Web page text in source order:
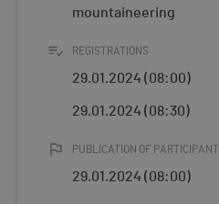
mountaineering
REGISTRATIONS
29.01.2024 (08:00)
29.01.2024 (08:30)
PUBLICATION OF
29.01.2024 (08:00)